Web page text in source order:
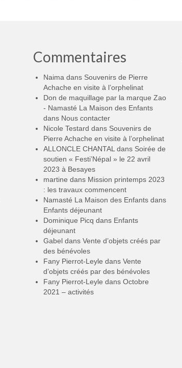
Commentaires
Naima dans Souvenirs de Pierre
Achache en visite à l’orphelinat
Don de maquillage par la marque Zao
- Namasté La Maison des Enfants
dans Nous contacter
Nicole Testard dans Souvenirs de
Pierre Achache en visite à l’orphelinat
ALLONCLE CHANTAL dans Soirée de
soutien « Festi’Népal » le 22 avril
2023 à Besayes
martine dans Mission printemps 2023
: les travaux commencent
Namasté La Maison des Enfants dans
Enfants déjeunant
Dominique Picq dans Enfants
déjeunant
Gabel dans Vente d’objets créés par
des bénévoles
Fany Pierrot-Leyle dans Vente
d’objets créés par des bénévoles
Fany Pierrot-Leyle dans Octobre
2021 – activités